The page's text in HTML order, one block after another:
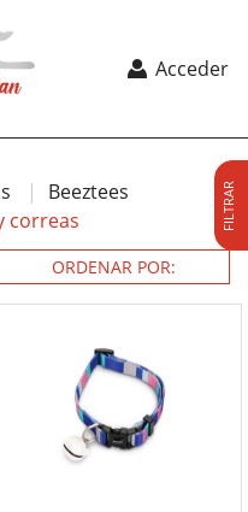
Acceder
Beeztees
correas FILTRAR